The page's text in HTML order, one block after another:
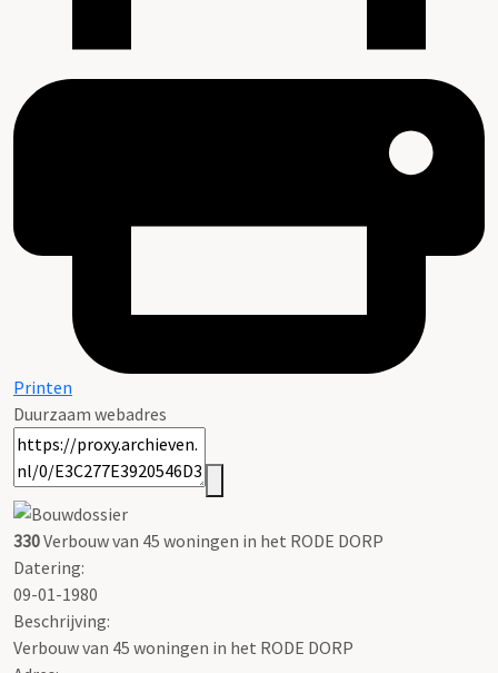
Printen
Duurzaam webadres
330Verbouw van 45 woningen in het RODE DORP
Datering:
09-01-1980
Beschrijving:
Verbouw van 45 woningen in het RODE DORP